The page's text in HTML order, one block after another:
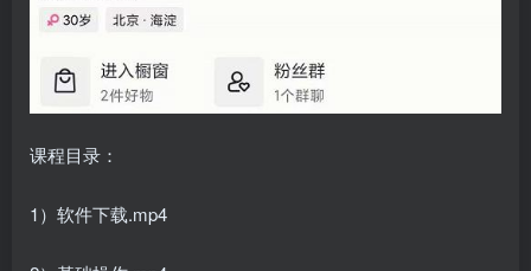
课程目录：
1）软件下载.mp4